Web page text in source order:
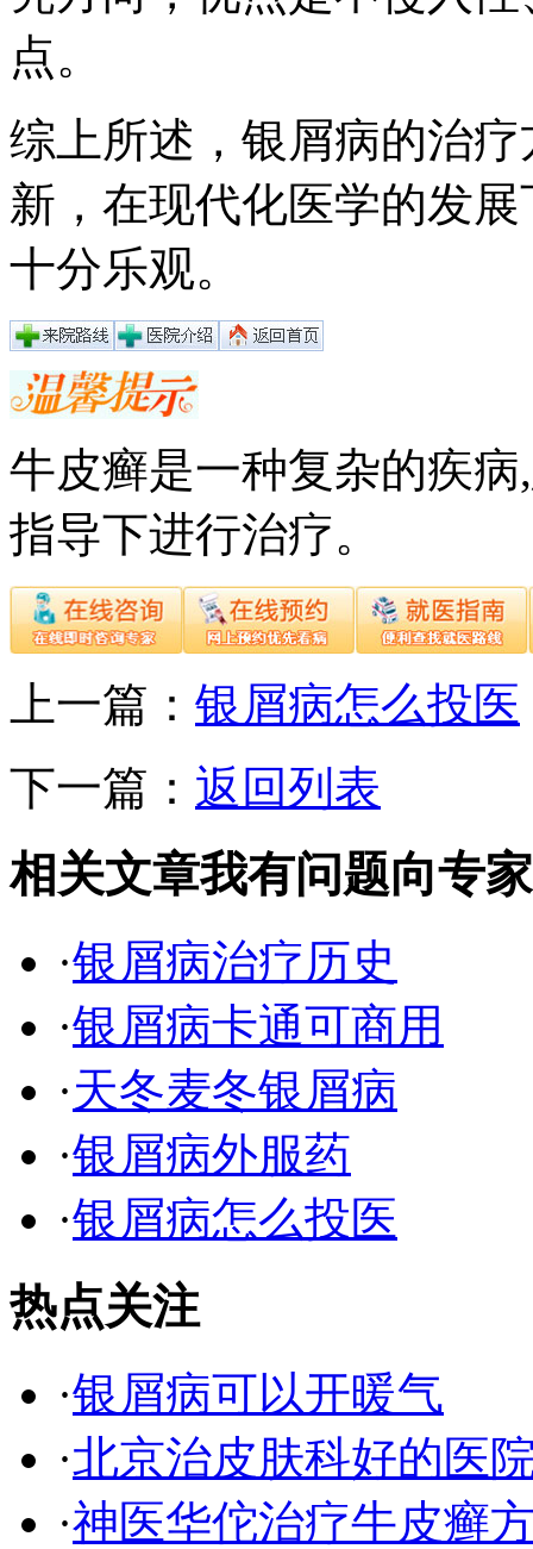
点。
综上所述，银屑病的治
新，在现代化医学的发
十分乐观。
牛皮癣是一种复杂的疾
指导下进行治疗。
上一篇： 银屑病怎么投医
下一篇： 返回列表
相关文章我有问题向专
·银屑病治疗历史
·银屑病卡通可商用
·天冬麦冬银屑病
·银屑病外服药
·银屑病怎么投医
热点关注
·银屑病可以开暖气
·北京治皮肤科好的医
·神医华佗治疗牛皮癣